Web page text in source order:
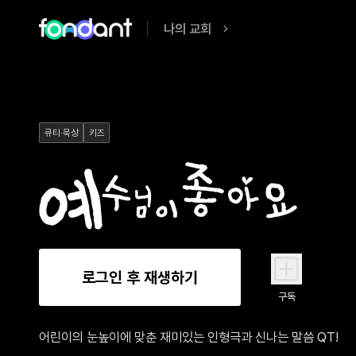
나의 교회
큐티·묵상 키즈
로그인 후 재생하기
구독
어린이의 눈높이에 맞춘 재미있는 인형극과 신나는 말씀 QT!